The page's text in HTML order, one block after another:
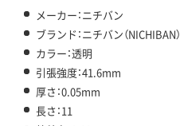
メーカー：ニチバン
ブランド：ニチバン（NICHIBAN）
カラー：透明
引張強度：41.6mm
厚さ：0.05mm
長さ：11